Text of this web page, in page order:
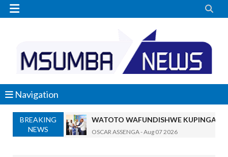
 
Navigation
BREAKING
NEWS
WATOTO WAFUNDISHWE KUPINGA
OSCAR ASSENGA-Aug 07 2026